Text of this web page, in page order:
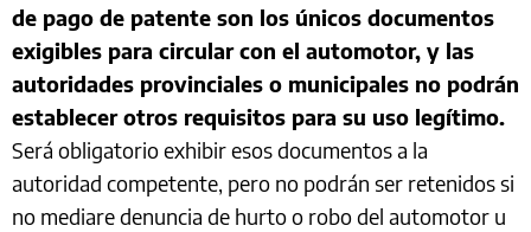
de pago de patente son los únicos documentos
exigibles para circular con el automotor, y las
autoridades provinciales o municipales no podrán
establecer otros requisitos para su uso legítimo.
Será obligatorio exhibir esos documentos a la
autoridad competente, pero no podrán ser retenidos si
no mediare denuncia de hurto o robo del automotor u